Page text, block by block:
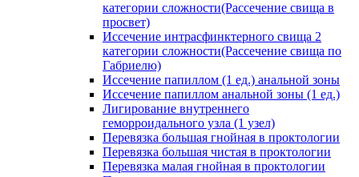
категории сложности(Рассечение свища в
просвет)
Иссечение интрасфинктерного свища 2
категории сложности(Рассечение свища по
Габриелю)
Иссечение папиллом (1 ед.) анальной зоны
Иссечение папиллом анальной зоны (1 ед.)
Лигирование внутреннего
геморроидального узла (1 узел)
Перевязка большая гнойная в проктологии
Перевязка большая чистая в проктологии
Перевязка малая гнойная в проктологии